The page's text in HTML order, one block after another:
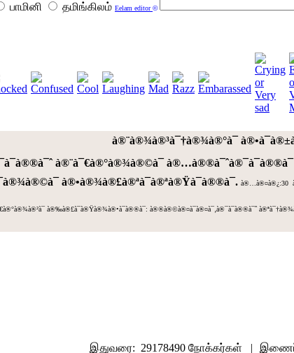
பாமினி தமிங்கிலம் Eelam editor©
à®¨à®¾à®³à¯†à®¾à®°à¯
à®¨à¯€à®°à®¾à®©à¯
à®•à®¾à®£à®ªà¯à®ªà®Ÿà¯à®®à¯. à®…à®¤à®¿:30
à®‰à®£à¯à®Ÿà®¾à®•à¯à®®à¯: à®®à®©à®¤à¯à®¤à¯‚à®¯à¯à®®à¯ˆ
இதுவரை: 29178490 நோக்கர்கள் |